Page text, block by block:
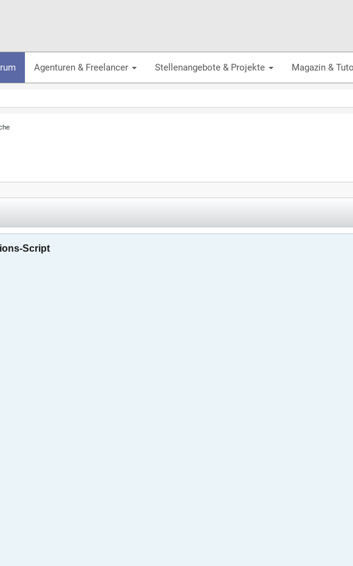
Agenturen & Freelancer Stellenangebote & Projekte Magazin &
Script